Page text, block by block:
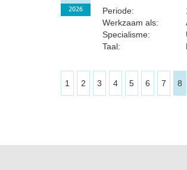
2026 Periode:
Werkzaam als:
Specialisme:
Taal:
1 2 3 4 5 6 7 8